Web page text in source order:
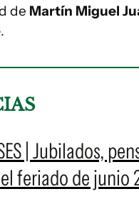
de Martín Miguel
.
| Jubilados,
feriado de junio